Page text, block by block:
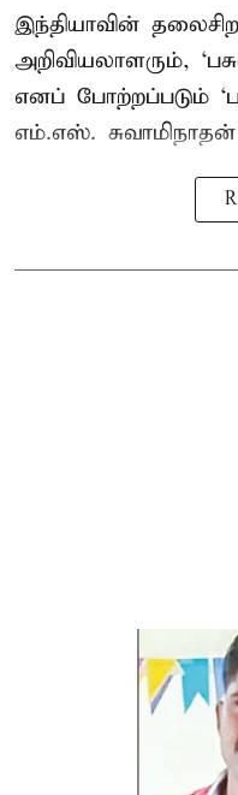
இந்தியாவின்
அறிவியலாளரும்,
எனப் போற்றப்படும்
எம்.எஸ்.